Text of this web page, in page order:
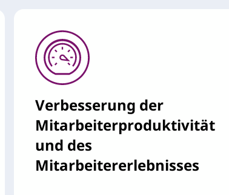
Verbesserung der
Mitarbeiterproduktivität
und des
Mitarbeitererlebnisses